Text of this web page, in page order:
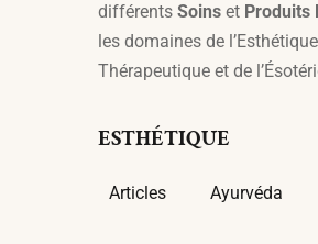
différents Soins et Produits
les domaines de
Thérapeutique et de
ESTHÉTIQUE
Articles Ayurvéda